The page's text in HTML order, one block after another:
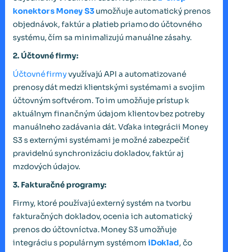
konektor s Money S3umožňuje automatický prenos
objednávok, faktúr a platieb priamo do účtovného
systému, čím sa minimalizujú manuálne zásahy.
2. Účtovné firmy:
Účtovné firmyvyužívajú API a automatizované
prenosy dát medzi klientskými systémami a svojim
účtovným softvérom. To im umožňuje prístup k
aktuálnym finančným údajom klientov bez potreby
manuálneho zadávania dát. Vďaka integrácii Money
S3 s externými systémami je možné zabezpečiť
pravidelnú synchronizáciu dokladov, faktúr aj
mzdových údajov.
3. Fakturačné programy:
Firmy, ktoré používajú externý systém na tvorbu
fakturačných dokladov, ocenia ich automatický
prenos do účtovníctva. Money S3 umožňuje
integráciu s populárnym systémom iDoklad, čo